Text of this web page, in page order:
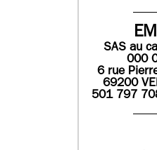
SASau
000
6 rue
69200
501 797